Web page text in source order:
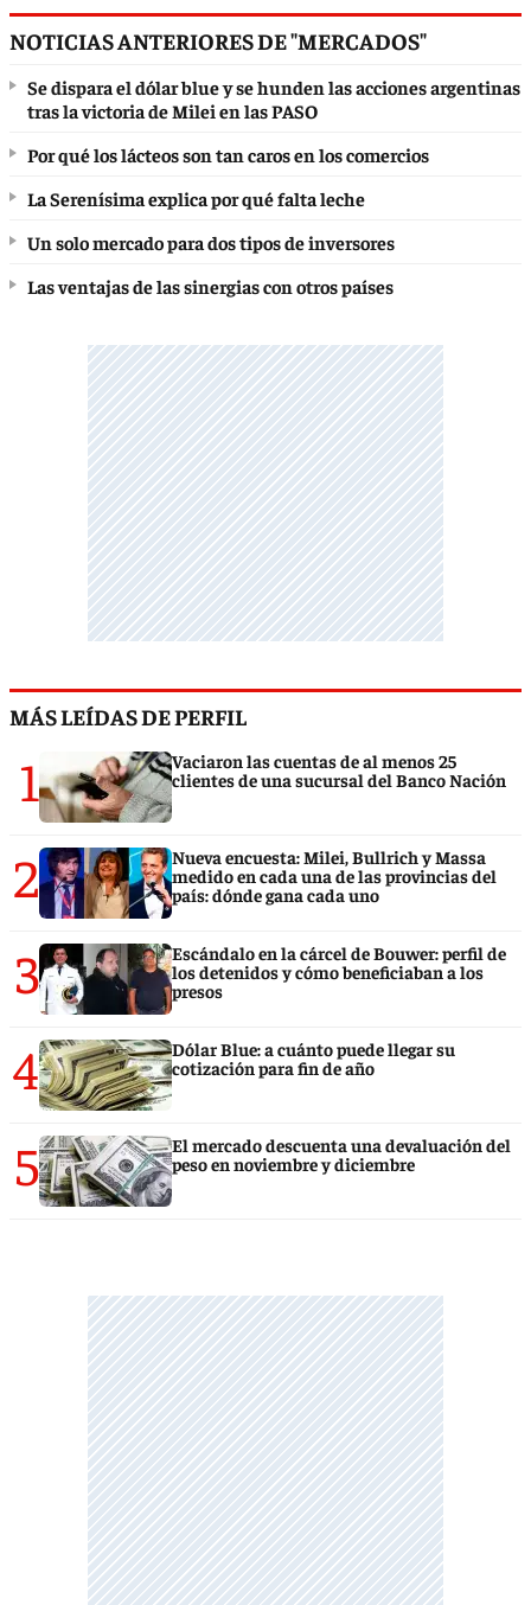
NOTICIAS ANTERIORES DE "MERCADOS"
Se dispara el dólar blue y se hunden las acciones argentinas
tras la victoria de Milei en las PASO
Por qué los lácteos son tan caros en los comercios
La Serenísima explica por qué falta leche
Un solo mercado para dos tipos de inversores
Las ventajas de las sinergias con otros países
MÁS LEÍDAS DE PERFIL
1
Vaciaron las cuentas de al menos 25
clientes de una sucursal del Banco Nación
2
Nueva encuesta: Milei, Bullrich y Massa
medido en cada una de las provincias del
país: dónde gana cada uno
3
Escándalo en la cárcel de Bouwer: perfil de
los detenidos y cómo beneficiaban a los
presos
4
Dólar Blue: a cuánto puede llegar su
cotización para fin de año
5
El mercado descuenta una devaluación del
peso en noviembre y diciembre